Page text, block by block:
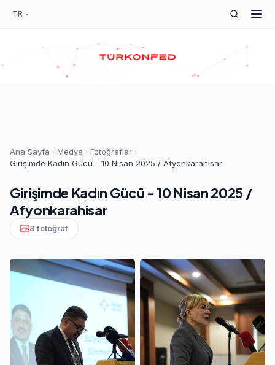
TR
Ana Sayfa Medya
Fotoğraflar
Girişimde Kadın Gücü - 10 Nisan 2025 / Afyonkarahisar
Girişimde Kadın Gücü - 10 Nisan 2025 /
Afyonkarahisar
8 fotoğraf